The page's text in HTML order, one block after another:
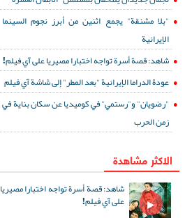
"بلا مشنقة" يجمع اثنين من أبرز نجوم السينما
الإيرانية
شاهد: قصة أسرة تواجه اختبارا مصيريا على آي فيلم!
عودة الدراما الإيرانية "بعد المطر" إلى شاشة آي فيلم
"رضويان" و"رستمي" في كوميديا عن سكان بناية في
زمن الحرب
الاكثر مشاهدة
شاهد: قصة أسرة تواجه اختبارا مصيريا
على آي فيلم!